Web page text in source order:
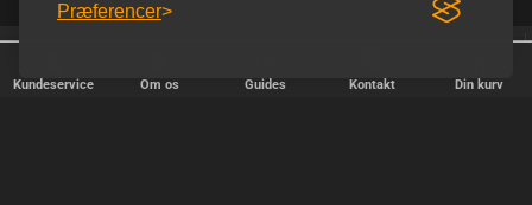
Præferencer
Kundeservice Om os Guides Kontakt Din kurv